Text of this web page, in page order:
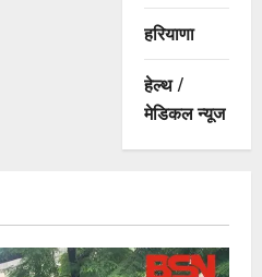
हरियाणा
हेल्थ /
मेडिकल न्यूज